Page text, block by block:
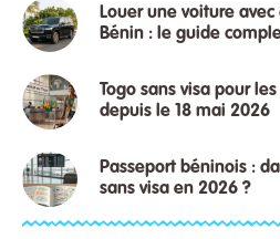
Louer une voiture
Bénin : le guide
Togo sans visa pour
depuis le 18 mai 2026
Passeport béninois :
sans visa en 2026 ?